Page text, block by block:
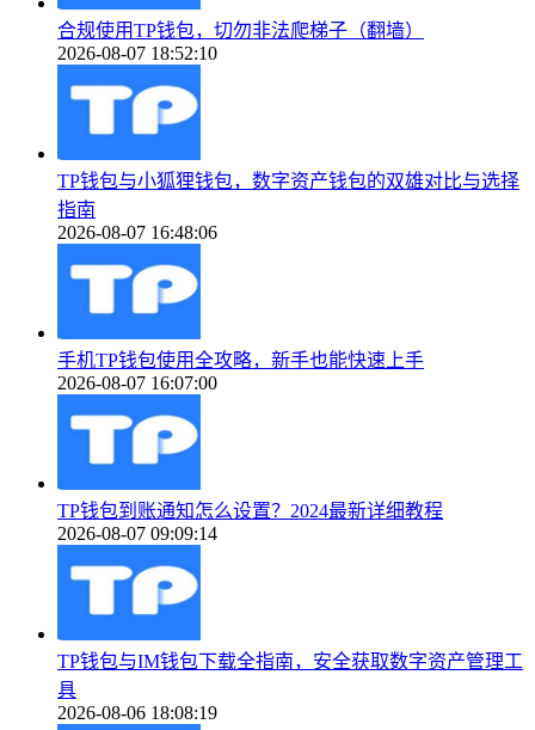
合规使用TP钱包，切勿非法爬梯子（翻墙）
2026-08-07 18:52:10
TP钱包与小狐狸钱包，数字资产钱包的双雄对比与选择
指南
2026-08-07 16:48:06
手机TP钱包使用全攻略，新手也能快速上手
2026-08-07 16:07:00
TP钱包到账通知怎么设置？2024最新详细教程
2026-08-07 09:09:14
TP钱包与IM钱包下载全指南，安全获取数字资产管理工
具
2026-08-06 18:08:19